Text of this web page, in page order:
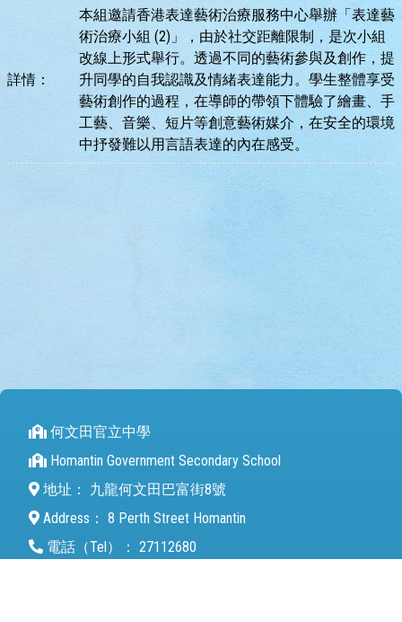
詳情：
本組邀請香港表達藝術治療服務中心舉辦「表達藝
術治療小組 (2)」，由於社交距離限制，是次小組
改線上形式舉行。透過不同的藝術參與及創作，提
升同學的自我認識及情緒表達能力。學生整體享受
藝術創作的過程，在導師的帶領下體驗了繪畫、手
工藝、音樂、短片等創意藝術媒介，在安全的環境
中抒發難以用言語表達的內在感受。
何文田官立中學
Homantin Government Secondary School
地址：
九龍何文田巴富街8號
Address： 8 Perth Street Homantin
電話（Tel）： 27112680